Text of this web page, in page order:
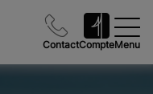
ContactCompteMenu